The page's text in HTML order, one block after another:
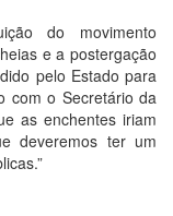
do movimento
e a postergação
pelo Estado para
com o Secretário da
as enchentes iriam
deveremos ter um